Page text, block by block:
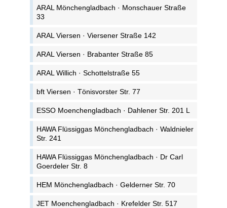
ARAL Mönchengladbach · Monschauer Straße
33
ARAL Viersen · Viersener Straße 142
ARAL Viersen · Brabanter Straße 85
ARAL Willich · Schottelstraße 55
bft Viersen · Tönisvorster Str. 77
ESSO Moenchengladbach · Dahlener Str. 201 L
HAWA Flüssiggas Mönchengladbach · Waldnieler
Str. 241
HAWA Flüssiggas Mönchengladbach · Dr Carl
Goerdeler Str. 8
HEM Mönchengladbach · Gelderner Str. 70
JET Moenchengladbach · Krefelder Str. 517